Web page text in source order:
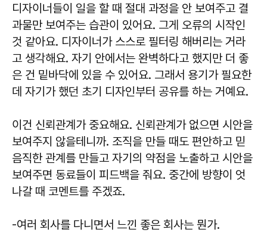
디자이너들이 일을 할 때 절대 과정을 안 보여주고 결
과물만 보여주는 습관이 있어요. 그게 오류의 시작인
것 같아요. 디자이너가 스스로 필터링 해버리는 거라
고 생각해요. 자기 안에서는 완벽하다고 했지만 더 좋
은 건 밑바닥에 있을 수 있어요. 그래서 용기가 필요한
데 자기가 했던 초기 디자인부터 공유를 하는 거예요.
이건 신뢰관계가 중요해요. 신뢰관계가 없으면 시안을
보여주지 않을테니까. 조직을 만들 때도 편안하고 믿
음직한 관계를 만들고 자기의 약점을 노출하고 시안을
보여주면 동료들이 피드백을 줘요. 중간에 방향이 엇
나갈 때 코멘트를 주겠죠.
-여러 회사를 다니면서 느낀 좋은 회사는 뭔가.